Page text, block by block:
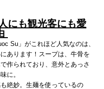
Su」がこれほど人気なのは、
あります！スープは、牛骨を
作られており、意外とあっさ
に。
絶妙。生麺を使っているの